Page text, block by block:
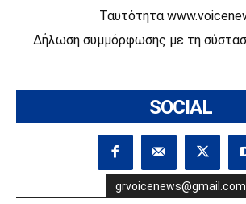
Ταυτότητα
Δήλωση συμμόρφωσης με τη
SOCIAL
grvoicenews@gmail.com